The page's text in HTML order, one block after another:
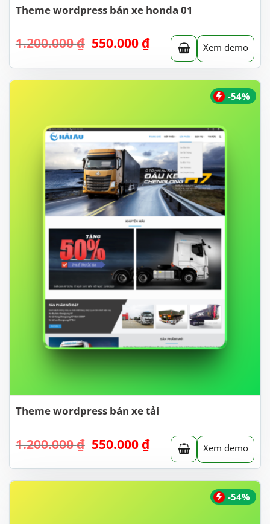
Theme wordpress bán xe honda 01
1.200.000₫ Giá
là:
1.200.000 ₫.
550.000 ₫Giá
hiện
tại
là:
Xem demo
-54%
Theme wordpress bán xe tải
1.200.000₫ Giá
là:
1.200.000 ₫.
550.000 ₫Giá
hiện
tại
là:
Xem demo
-54%